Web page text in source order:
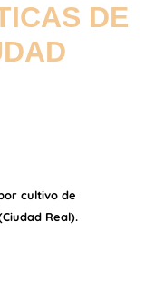
DE
cultivo de
Real).